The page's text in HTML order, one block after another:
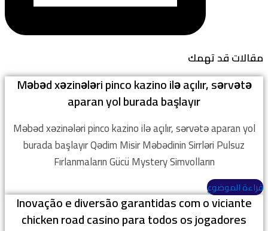
مقالات قد تهمك
Məbəd xəzinələri pinco kazino ilə açılır, sərvətə
aparan yol burada başlayır
Məbəd xəzinələri pinco kazino ilə açılır, sərvətə aparan yol
burada başlayır Qədim Misir Məbədinin Sirrləri Pulsuz
Fırlanmaların Gücü Mystery Simvolların
قراءة الموضوع
Inovação e diversão garantidas com o viciante
chicken road casino para todos os jogadores